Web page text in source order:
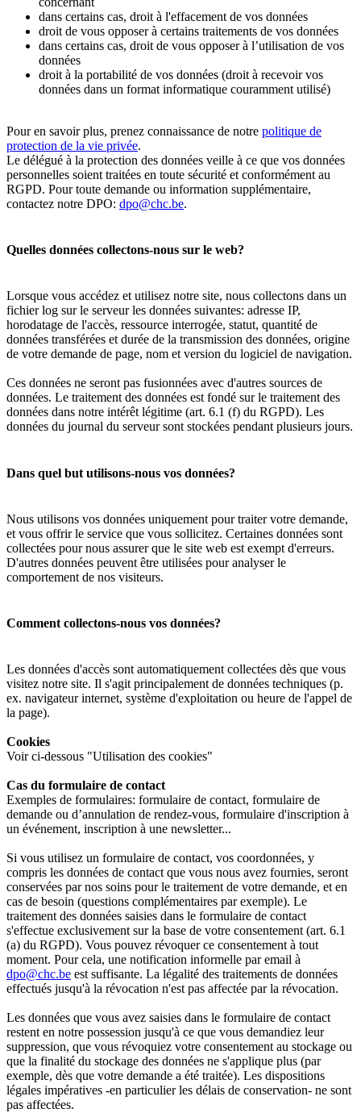
dans certains cas, droit à l'effacement de vos données
droit de vous opposer à certains traitements de vos données
dans certains cas, droit de vous opposer à l’utilisation de vos
données
droit à la portabilité de vos données (droit à recevoir vos
données dans un format informatique couramment utilisé)
Pour en savoir plus, prenez connaissance de notre politique de
protection de la vie privée.
Le délégué à la protection des données veille à ce que vos données
personnelles soient traitées en toute sécurité et conformément au
RGPD. Pour toute demande ou information supplémentaire,
contactez notre DPO: dpo@chc.be.
Quelles données collectons-nous sur le web?
Lorsque vous accédez et utilisez notre site, nous collectons dans un
fichier log sur le serveur les données suivantes: adresse IP,
horodatage de l'accès, ressource interrogée, statut, quantité de
données transférées et durée de la transmission des données, origine
de votre demande de page, nom et version du logiciel de navigation.
Ces données ne seront pas fusionnées avec d'autres sources de
données. Le traitement des données est fondé sur le traitement des
données dans notre intérêt légitime (art. 6.1 (f) du RGPD). Les
données du journal du serveur sont stockées pendant plusieurs jours.
Dans quel but utilisons-nous vos données?
Nous utilisons vos données uniquement pour traiter votre demande,
et vous offrir le service que vous sollicitez. Certaines données sont
collectées pour nous assurer que le site web est exempt d'erreurs.
D'autres données peuvent être utilisées pour analyser le
comportement de nos visiteurs.
Comment collectons-nous vos données?
Les données d'accès sont automatiquement collectées dès que vous
visitez notre site. Il s'agit principalement de données techniques (p.
ex. navigateur internet, système d'exploitation ou heure de l'appel de
la page).
Cookies
Voir ci-dessous "Utilisation des cookies"
Cas du formulaire de contact
Exemples de formulaires: formulaire de contact, formulaire de
demande ou d’annulation de rendez-vous, formulaire d'inscription à
un événement, inscription à une newsletter...
Si vous utilisez un formulaire de contact, vos coordonnées, y
compris les données de contact que vous nous avez fournies, seront
conservées par nos soins pour le traitement de votre demande, et en
cas de besoin (questions complémentaires par exemple). Le
traitement des données saisies dans le formulaire de contact
s'effectue exclusivement sur la base de votre consentement (art. 6.1
(a) du RGPD). Vous pouvez révoquer ce consentement à tout
moment. Pour cela, une notification informelle par email à
dpo@chc.be est suffisante. La légalité des traitements de données
effectués jusqu'à la révocation n'est pas affectée par la révocation.
Les données que vous avez saisies dans le formulaire de contact
restent en notre possession jusqu'à ce que vous demandiez leur
suppression, que vous révoquiez votre consentement au stockage ou
que la finalité du stockage des données ne s'applique plus (par
exemple, dès que votre demande a été traitée). Les dispositions
légales impératives -en particulier les délais de conservation- ne sont
pas affectées.